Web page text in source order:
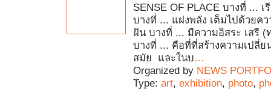
SENSE OF PLACE บางที่ ...
บางที่ ... แฝงพลัง เต็มไปด้วยค
ฝัน บางที่ ... มีความอิสระ เสรี (
บางที่ ... คือที่ที่สร้างความเปลี่ย
สมัย และในบ…
Organized by NEWS
Type: art, exhibition, photo,